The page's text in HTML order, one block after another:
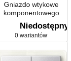
Gniazdo wtykowe
komponentowego
złącza wideo system
M
Niedostępny
0 wariantów